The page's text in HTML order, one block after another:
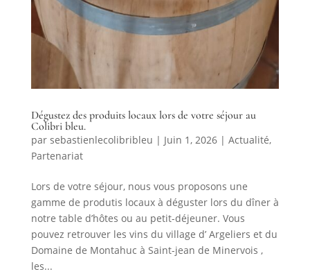
Dégustez des produits locaux lors de votre séjour au
Colibri bleu.
par sebastienlecolibribleu | Juin 1, 2026| Actualité,
Partenariat
Lors de votre séjour, nous vous proposons une
gamme de produtis locaux à déguster lors du dîner à
notre table d’hôtes ou au petit-déjeuner. Vous
pouvez retrouver les vins du village d’ Argeliers et du
Domaine de Montahuc à Saint-jean de Minervois ,
les...